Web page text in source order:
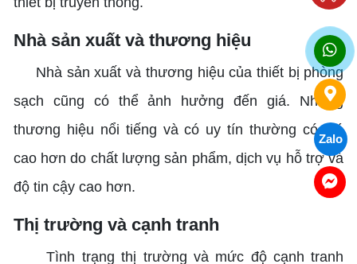
Nhà sản xuất và thương hiệu
Nhà sản xuất và thương hiệu của thiết bị phòng
sạch cũng có thể ảnh hưởng đến giá. Những
thương hiệu nổi tiếng và có uy tín thường có giá
cao hơn do chất lượng sản phẩm, dịch vụ hỗ trợ và
độ tin cậy cao hơn.
Thị trường và cạnh tranh
Tình trạng thị trường và mức độ cạnh tranh
Zalo